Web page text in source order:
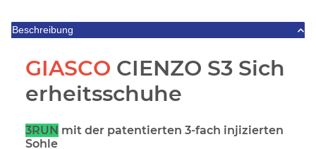
Beschreibung
GIASCO CIENZO S3 Sich
erheitsschuhe
3RUN mit der patentierten 3-fach injizierten
Sohle